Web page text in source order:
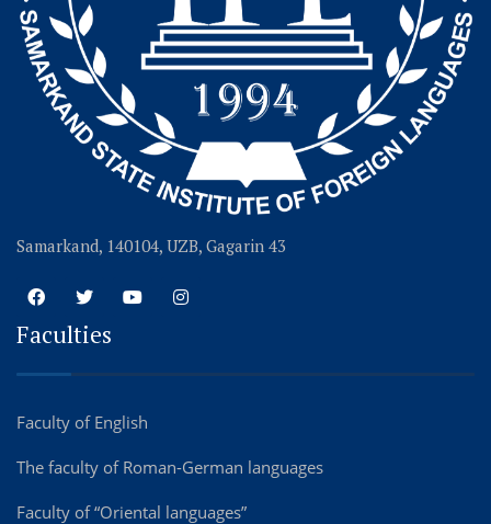
Samarkand, 140104, UZB, Gagarin 43
Faculties
Faculty of English
The faculty of Roman-German languages
Faculty of “Oriental languages”